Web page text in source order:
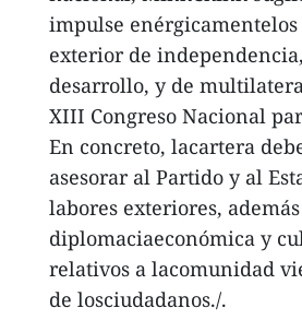
impulse
exterior de
desarrollo, y de
XIII Congreso Nacional
En concreto, lacartera
asesorar al Partido y al
labores exteriores,
diplomaciaeconómica y
relativos a lacomunidad
de losciudadanos./.